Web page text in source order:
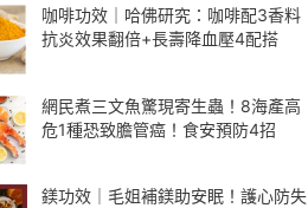
咖啡功效｜哈佛研究：咖啡配3香料
抗炎效果翻倍+長壽降血壓4配搭
網民煮三文魚驚現寄生蟲！8海產高
危1種恐致膽管癌！食安預防4招
鎂功效｜毛姐補鎂助安眠！護心防失